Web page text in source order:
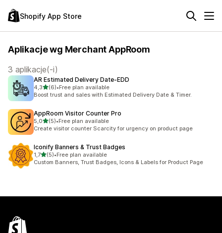
Shopify App Store
Aplikacje wg Merchant AppRoom
3 aplikacje(-i)
AR Estimated Delivery Date‑EDD
4,3na 5 gwiazdek
(6)
Łączna liczba recenzji: 6
•Free plan available
Boost trust and sales with Estimated Delivery Date & Timer.
AppRoom Visitor Counter Pro
5,0na 5 gwiazdek
(5)
Łączna liczba recenzji: 5
•Free plan available
Create visitor counter Scarcity for urgency on product page
Iconify Banners & Trust Badges
1,7na 5 gwiazdek
(5)
Łączna liczba recenzji: 5
•Free plan available
Custom Banners, Trust Badges, Icons & Labels for Product Page